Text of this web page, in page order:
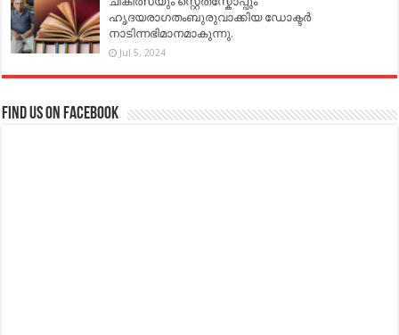
ഹൃദയരാഗതംബുരുവാക്കിയ ഡോക്ടർ
നാടിന്നഭിമാനമാകുന്നു.
Jul 5, 2024
Find us on Facebook